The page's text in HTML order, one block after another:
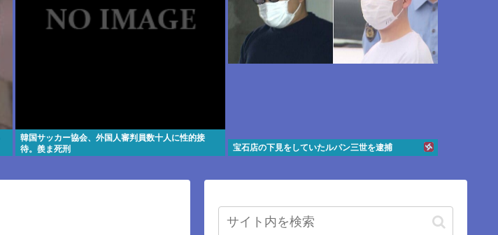
韓国サッカー協会、外国人審判員数十人に性的接
待。羨ま死刑
宝石店の下見をしていたルパン三世を逮捕